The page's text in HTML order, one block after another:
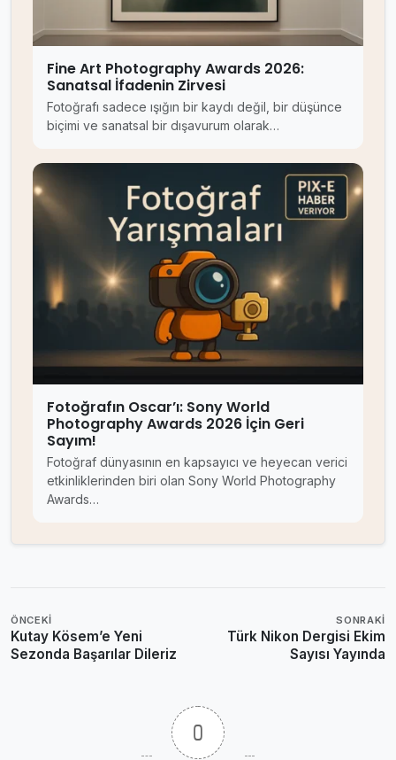
Fine Art Photography Awards 2026:
Sanatsal İfadenin Zirvesi
Fotoğrafı sadece ışığın bir kaydı değil, bir düşünce
biçimi ve sanatsal bir dışavurum olarak…
Fotoğrafın Oscar’ı: Sony World
Photography Awards 2026 İçin Geri
Sayım!
Fotoğraf dünyasının en kapsayıcı ve heyecan verici
etkinliklerinden biri olan Sony World Photography
Awards…
ÖNCEKI
Kutay Kösem’e Yeni
Sezonda Başarılar Dileriz
SONRAKI
Türk Nikon Dergisi Ekim
Sayısı Yayında
0